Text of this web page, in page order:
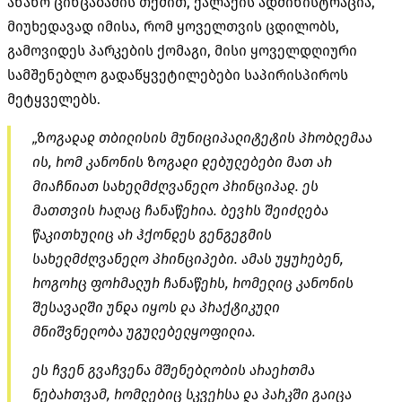
მიუხედავად იმისა, რომ ყოველთვის ცდილობს,
გამოვიდეს პარკების ქომაგი, მისი ყოველდღიური
სამშენებლო გადაწყვეტილებები საპირისპიროს
მეტყველებს.
„ზოგადად თბილისის მუნიციპალიტეტის პრობლემაა
ის, რომ კანონის ზოგადი დებულებები მათ არ
მიაჩნიათ სახელმძღვანელო პრინციპად. ეს
მათთვის რაღაც ჩანაწერია. ბევრს შეიძლება
წაკითხულიც არ ჰქონდეს გენგეგმის
სახელმძღვანელო პრინციპები. ამას უყურებენ,
როგორც ფორმალურ ჩანაწერს, რომელიც კანონის
შესავალში უნდა იყოს და პრაქტიკული
მნიშვნელობა უგულებელყოფილია.
ეს ჩვენ გვაჩვენა მშენებლობის არაერთმა
ნებართვამ, რომლებიც სკვერსა და პარკში გაიცა